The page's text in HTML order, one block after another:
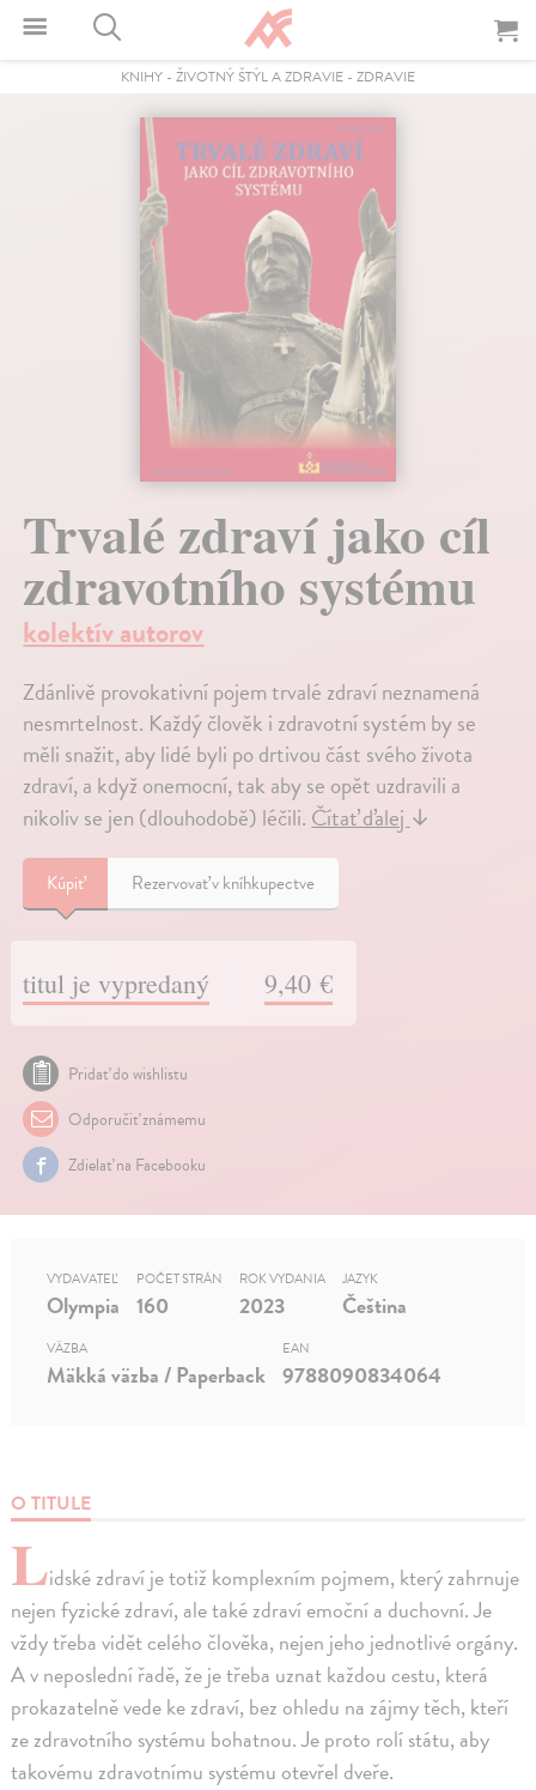
KNIHY - ŽIVOTNÝ ŠTÝL A ZDRAVIE - ZDRAVIE
Trvalé zdraví jako cíl
zdravotního systému
kolektív autorov
Zdánlivě provokativní pojem trvalé zdraví neznamená
nesmrtelnost. Každý člověk i zdravotní systém by se
měli snažit, aby lidé byli po drtivou část svého života
zdraví, a když onemocní, tak aby se opět uzdravili a
nikoliv se jen (dlouhodobě) léčili. Čítať ďalej ↓
Kúpiť Rezervovať v kníhkupectve
titul je vypredaný 9,40 €
Pridať do wishlistu
Odporučiť známemu
Zdielať na Facebooku
O TITULE
Lidské zdraví je totiž komplexním pojmem, který zahrnuje
nejen fyzické zdraví, ale také zdraví emoční a duchovní. Je
vždy třeba vidět celého člověka, nejen jeho jednotlivé orgány.
A v neposlední řadě, že je třeba uznat každou cestu, která
prokazatelně vede ke zdraví, bez ohledu na zájmy těch, kteří
ze zdravotního systému bohatnou. Je proto rolí státu, aby
takovému zdravotnímu systému otevřel dveře.
VYDAVATEĽ
Olympia
POČET STRÁN
160
ROK VYDANIA
2023
JAZYK
Čeština
VÄZBA
Mäkká väzba / Paperback
EAN
9788090834064